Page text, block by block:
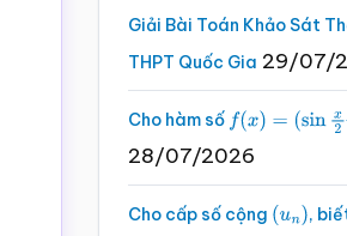
Giải Bài Toán Khảo Sát
THPT Quốc Gia 29/07/
Cho hàm số f(x)=(sinx2 –
28/07/2026
Cho cấp số cộng (un),